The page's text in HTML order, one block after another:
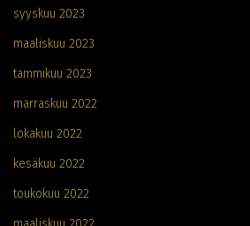
syyskuu 2023
maaliskuu 2023
tammikuu 2023
marraskuu 2022
lokakuu 2022
kesäkuu 2022
toukokuu 2022